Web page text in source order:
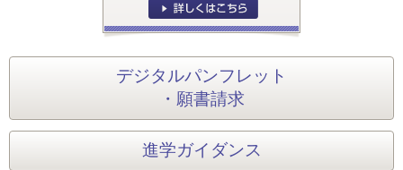
デジタルパンフレット
・願書請求
進学ガイダンス